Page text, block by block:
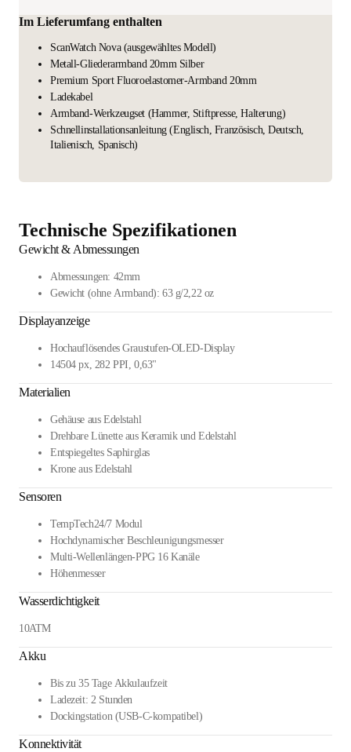
Im Lieferumfang enthalten
ScanWatch Nova (ausgewähltes Modell)
Metall-Gliederarmband 20mm Silber
Premium Sport Fluoroelastomer-Armband 20mm
Ladekabel
Armband-Werkzeugset (Hammer, Stiftpresse, Halterung)
Schnellinstallationsanleitung (Englisch, Französisch, Deutsch,
Italienisch, Spanisch)
Technische Spezifikationen
Gewicht & Abmessungen
Abmessungen: 42mm
Gewicht (ohne Armband): 63 g/2,22 oz
Displayanzeige
Hochauflösendes Graustufen-OLED-Display
14504 px, 282 PPI, 0,63"
Materialien
Gehäuse aus Edelstahl
Drehbare Lünette aus Keramik und Edelstahl
Entspiegeltes Saphirglas
Krone aus Edelstahl
Sensoren
TempTech24/7 Modul
Hochdynamischer Beschleunigungsmesser
Multi-Wellenlängen-PPG 16 Kanäle
Höhenmesser
Wasserdichtigkeit
10ATM
Akku
Bis zu 35 Tage Akkulaufzeit
Ladezeit: 2 Stunden
Dockingstation (USB-C-kompatibel)
Konnektivität